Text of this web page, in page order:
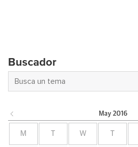
Buscador
May 2016
M W